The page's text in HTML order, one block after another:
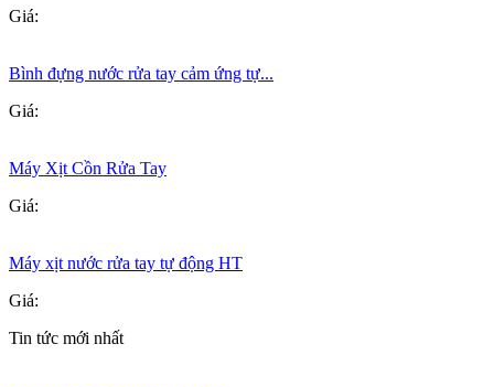
Giá:
Bình đựng nước rửa tay cảm ứng tự...
Giá:
Máy Xịt Cồn Rửa Tay
Giá:
Máy xịt nước rửa tay tự động HT
Giá:
Tin tức mới nhất